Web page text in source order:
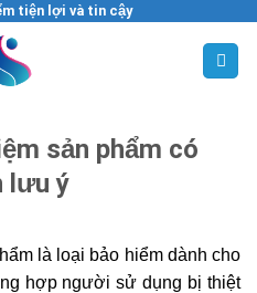
tiện lợi và tin cậy
sản phẩm có
lưu ý
là loại bảo hiểm dành cho
hợp người sử dụng bị thiệt